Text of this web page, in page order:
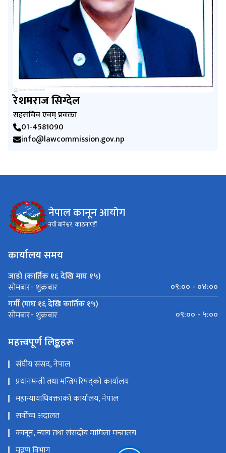
रेशमराज सिग्‍देल
सहसचिव एवम् प्रवक्ता
01-4581090
info@lawcommission.gov.np
नेपाल कानून आयोग
नयाँ बानेश्वर, काठमाण्डौँ
कार्यालय समय
जाडो (कार्तिक १६ देखि माघ १५)
सोमबार- शुक्रबार
०९:०० - ०४:००
गर्मी (माघ १६ देखि कार्तिक १५)
सोमबार- शुक्रबार ०९:०० - ५:००
महत्त्वपूर्ण लिङ्कहरू
संघीय संसद, नेपाल
प्रधानमन्त्री तथा मन्त्रिपरिषद्को कार्यालय
महान्यायाधिवक्ताको कार्यालय, नेपाल
सर्वोच्च अदालत
कानून, न्याय तथा संसदीय मामिला मन्त्रालय